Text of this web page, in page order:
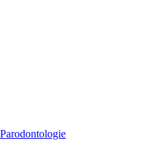
Parodontologie